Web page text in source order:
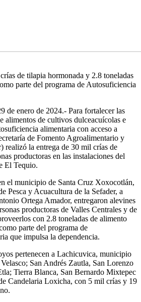
de tilapia hormonada y 2.8 toneladas
parte del programa de Autosuficiencia
de enero de 2024.- Para fortalecer las
alimentos de cultivos dulceacuícolas e
alimentaria con acceso a
de Fomento Agroalimentario y
realizó la entrega de 30 mil crías de
productoras en las instalaciones del
El Tequio.
el municipio de Santa Cruz Xoxocotlán,
Pesca y Acuacultura de la Sefader, a
Ortega Amador, entregaron alevines
productoras de Valles Centrales y de
con 2.8 toneladas de alimento
parte del programa de
que impulsa la dependencia.
pertenecen a Lachicuvica, municipio
San Andrés Zautla, San Lorenzo
Tierra Blanca, San Bernardo Mixtepec
Candelaria Loxicha, con 5 mil crías y 19